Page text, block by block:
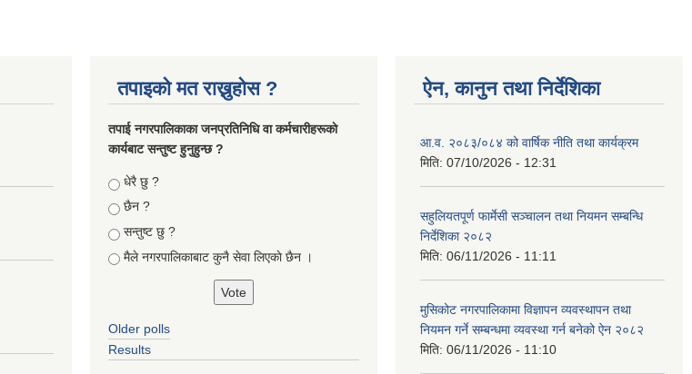
तपाइको मत राख्नुहोस ?
तपा‌ई नगरपालिकाका जनप्रतिनिधि वा कर्मचारीहरूकाे
कार्यबाट सन्तुष्ट हुनुहुन्छ ?
Choices
धेरै छु ?
छैन ?
सन्तुष्ट छु ?
मैले नगरपालिकाबाट कुनै सेवा लिएकाे छैन ।
Older polls
Results
ऐन, कानुन तथा निर्देशिका
आ.व. २०८३/०८४ को वार्षिक नीति तथा कार्यक्रम
मिति: 07/10/2026 - 12:31
सहुलियतपूर्ण फार्मेसी सञ्चालन तथा नियमन सम्बन्धि
निर्देशिका २०८२
मिति: 06/11/2026 - 11:11
मुसिकोट नगरपालिकामा विज्ञापन व्यवस्थापन तथा
नियमन गर्ने सम्बन्धमा व्यवस्था गर्न बनेको ऐन २०८२
मिति: 06/11/2026 - 11:10